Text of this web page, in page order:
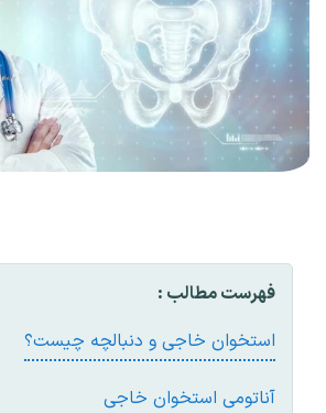
فهرست مطالب :
استخوان خاجی و دنبالچه چيست؟
آناتومی استخوان خاجی